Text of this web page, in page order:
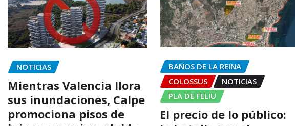
NOTICIAS
Mientras Valencia llora
sus inundaciones, Calpe
promociona pisos de
BAÑOS DE LA REINA
COLOSSUS
NOTICIAS
PLA DE FELIU
El precio de lo público: